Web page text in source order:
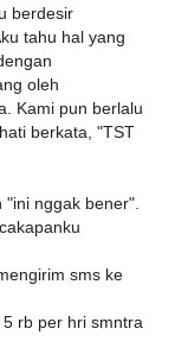
berdesir
tahu hal yang
oleh
Kami pun berlalu
berkata, "TST
nggak bener".
sms ke
rb per hri smntra